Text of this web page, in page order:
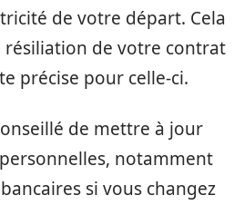
de votre départ. Cela
résiliation de votre contrat
précise pour celle-ci.
de mettre à jour
notamment
si vous changez